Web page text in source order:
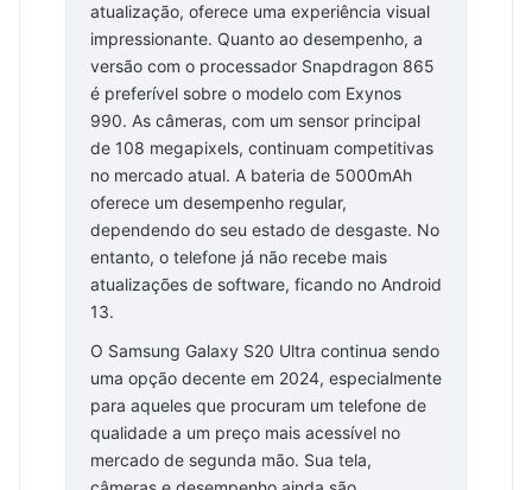
atualização, oferece uma experiência visual
impressionante. Quanto ao desempenho, a
versão com o processador Snapdragon 865
é preferível sobre o modelo com Exynos
990. As câmeras, com um sensor principal
de 108 megapixels, continuam competitivas
no mercado atual. A bateria de 5000mAh
oferece um desempenho regular,
dependendo do seu estado de desgaste. No
entanto, o telefone já não recebe mais
atualizações de software, ficando no Android
13.
O Samsung Galaxy S20 Ultra continua sendo
uma opção decente em 2024, especialmente
para aqueles que procuram um telefone de
qualidade a um preço mais acessível no
mercado de segunda mão. Sua tela,